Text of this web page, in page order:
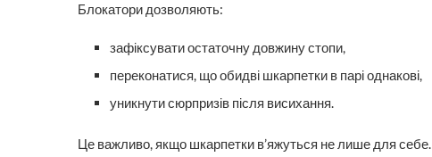
Блокатори дозволяють:
зафіксувати остаточну довжину стопи,
переконатися, що обидві шкарпетки в парі однакові,
уникнути сюрпризів після висихання.
Це важливо, якщо шкарпетки в’яжуться не лише для себе.